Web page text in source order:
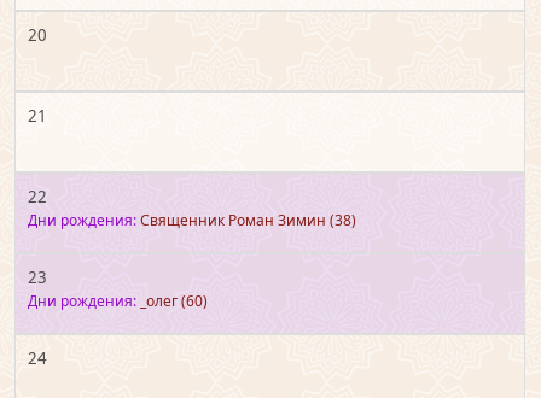
20
21
22
Дни рождения:Священник Роман Зимин (38)
23
Дни рождения: _олег(60)
24